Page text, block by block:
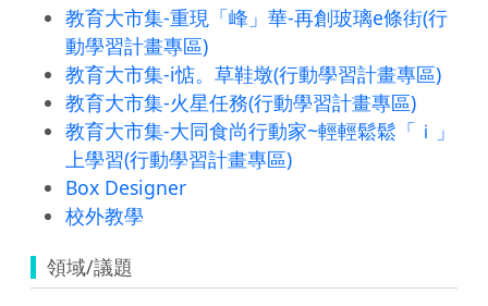
教育大市集-重現「峰」華-再創玻璃e條街(行
動學習計畫專區)
教育大市集-i惦。草鞋墩(行動學習計畫專區)
教育大市集-火星任務(行動學習計畫專區)
教育大市集-大同食尚行動家~輕輕鬆鬆「ｉ」
上學習(行動學習計畫專區)
Box Designer
校外教學
領域/議題